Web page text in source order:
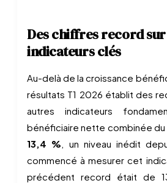
Des chiffres record
indicateurs clés
Au-delà de la croissance
résultats T1 2026 établit des
autres indicateurs
bénéficiaire nette combinée du
13,4 %, un niveau inédit
commencé à mesurer cet
précédent record était de